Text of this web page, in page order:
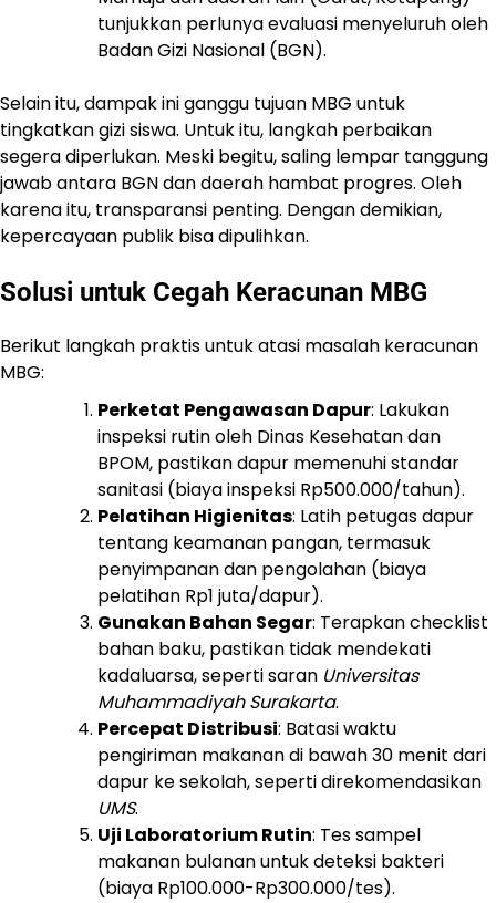
tunjukkan perlunya evaluasi menyeluruh oleh
Badan Gizi Nasional (BGN).
Selain itu, dampak ini ganggu tujuan MBG untuk
tingkatkan gizi siswa. Untuk itu, langkah perbaikan
segera diperlukan. Meski begitu, saling lempar tanggung
jawab antara BGN dan daerah hambat progres. Oleh
karena itu, transparansi penting. Dengan demikian,
kepercayaan publik bisa dipulihkan.
Solusi untuk Cegah Keracunan MBG
Berikut langkah praktis untuk atasi masalah keracunan
MBG:
Perketat Pengawasan Dapur: Lakukan
inspeksi rutin oleh Dinas Kesehatan dan
BPOM, pastikan dapur memenuhi standar
sanitasi (biaya inspeksi Rp500.000/tahun).
Pelatihan Higienitas: Latih petugas dapur
tentang keamanan pangan, termasuk
penyimpanan dan pengolahan (biaya
pelatihan Rp1 juta/dapur).
Gunakan Bahan Segar: Terapkan checklist
bahan baku, pastikan tidak mendekati
kadaluarsa, seperti saran Universitas
Muhammadiyah Surakarta.
Percepat Distribusi: Batasi waktu
pengiriman makanan di bawah 30 menit dari
dapur ke sekolah, seperti direkomendasikan
UMS.
Uji Laboratorium Rutin: Tes sampel
makanan bulanan untuk deteksi bakteri
(biaya Rp100.000-Rp300.000/tes).